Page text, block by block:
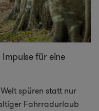
für eine
spüren statt nur
Fahrradurlaub